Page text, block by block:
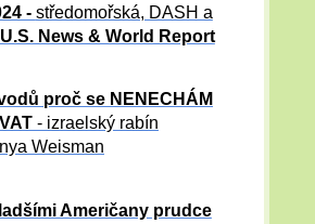
- středomořská, DASH a
U.S. News & World Report
ů proč se NENECHÁM
- izraelský rabín
Weisman
Američany prudce